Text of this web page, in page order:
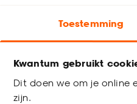
Toestemming
Kwantum gebruikt
Dit doen we om je online
zijn.